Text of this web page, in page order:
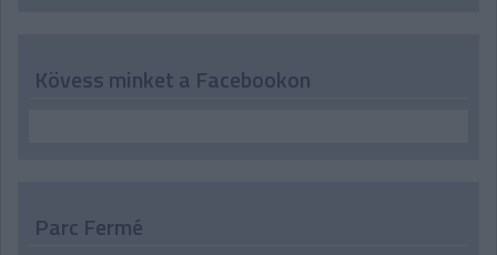
Kövess minket a Facebookon
Parc Fermé